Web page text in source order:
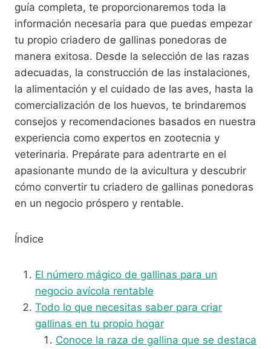
guía completa, te proporcionaremos toda la
información necesaria para que puedas empezar
tu propio criadero de gallinas ponedoras de
manera exitosa. Desde la selección de las razas
adecuadas, la construcción de las instalaciones,
la alimentación y el cuidado de las aves, hasta la
comercialización de los huevos, te brindaremos
consejos y recomendaciones basados en nuestra
experiencia como expertos en zootecnia y
veterinaria. Prepárate para adentrarte en el
apasionante mundo de la avicultura y descubrir
cómo convertir tu criadero de gallinas ponedoras
en un negocio próspero y rentable.
Índice
El número mágico de gallinas para un
negocio avícola rentable
Todo lo que necesitas saber para criar
gallinas en tu propio hogar
Conoce la raza de gallina que se destaca